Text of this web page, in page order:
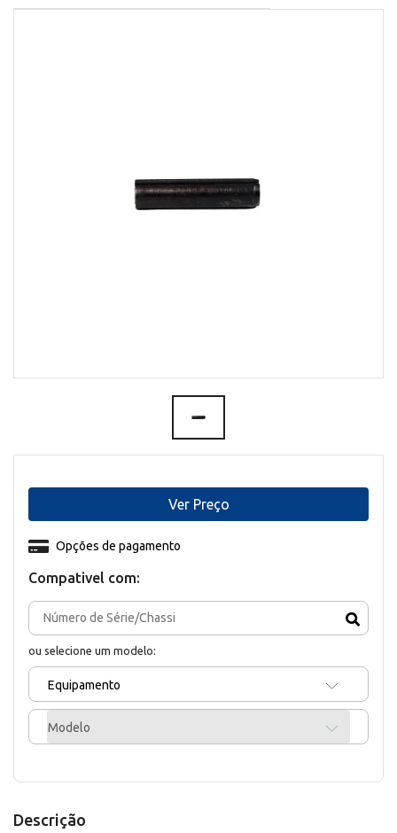
Compativel com:
ou selecione um modelo:
Equipamento
Modelo
Opções de pagamento
Ver Preço
Descrição